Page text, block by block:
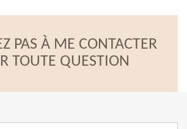
PAS À ME CONTACTER
TOUTE QUESTION